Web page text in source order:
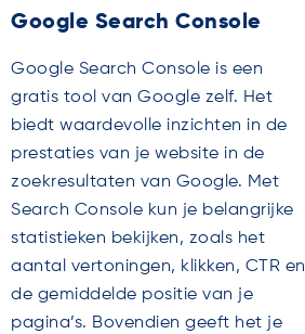
Google Search Console
Google Search Console is een
gratis tool van Google zelf. Het
biedt waardevolle inzichten in de
prestaties van je website in de
zoekresultaten van Google. Met
Search Console kun je belangrijke
statistieken bekijken, zoals het
aantal vertoningen, klikken, CTR en
de gemiddelde positie van je
pagina’s. Bovendien geeft het je